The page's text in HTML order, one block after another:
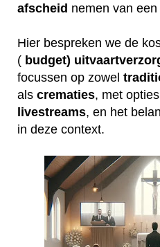
afscheid nemen van
Hier bespreken we de
( budget)
focussen op zowel
als crematies, met
livestreams, en het
in deze context.